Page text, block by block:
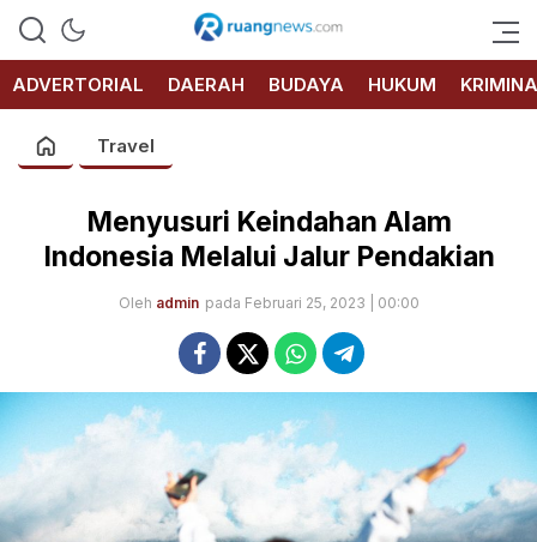
RUANG
NEWS
ADVERTORIAL
DAERAH BUDAYA HUKUM
Travel
Menyusuri Keindahan Alam
Indonesia Melalui Jalur Pendakian
Oleh admin pada Februari 25, 2023 | 00:00